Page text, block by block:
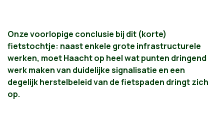
Onze voorlopige conclusie bij dit (korte)
fietstochtje: naast enkele grote infrastructurele
werken, moet Haacht op heel wat punten dringend
werk maken van duidelijke signalisatie en een
degelijk herstelbeleid van de fietspaden dringt zich
op.